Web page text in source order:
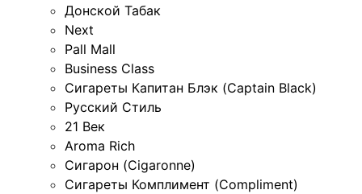
Донской Табак
Next
Pall Mall
Business Class
Сигареты Капитан Блэк (Captain Black)
Русский Стиль
21 Век
Aroma Rich
Сигарон (Cigaronne)
Сигареты Комплимент (Compliment)